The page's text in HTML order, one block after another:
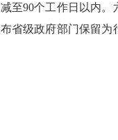
减至90个工作日以内
布省级政府部门保留为
施模式，全年完成双